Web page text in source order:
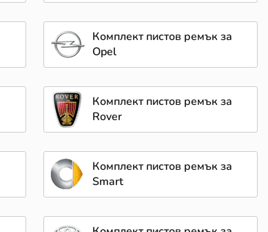
Комплект пистов ремък за
Opel
Комплект пистов ремък за
Rover
Комплект пистов ремък за
Smart